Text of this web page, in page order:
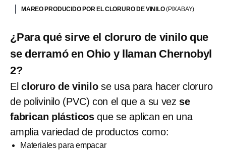
MAREO PRODUCIDO POR EL CLORURO DE VINILO(PIXABAY)
¿Para qué sirve el cloruro de vinilo que
se derramó en Ohio y llaman Chernobyl
2?
El cloruro de vinilose usa para hacer cloruro
de polivinilo (PVC) con el que a su vez se
fabrican plásticos que se aplican en una
amplia variedad de productos como:
Materiales para empacar